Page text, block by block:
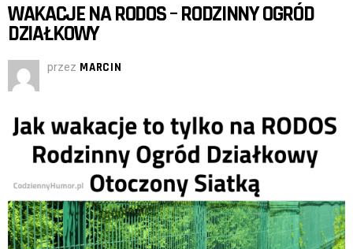
WAKACJE NA RODOS – RODZINNY OGRÓD
DZIAŁKOWY
przez MARCIN